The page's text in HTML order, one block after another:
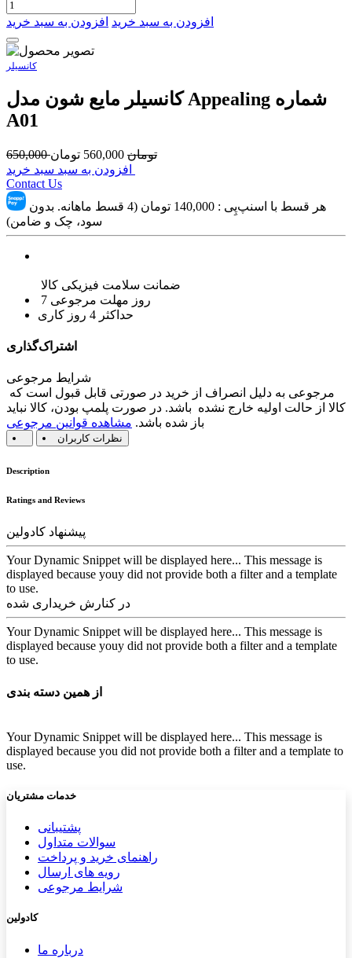
افزودن به سبد خرید افزودن به سبد خرید
کانسیلر
کانسيلر مايع شون مدل Appealing شماره
A01
650,000 تومان 560,000 تومان
Contact Us
هر قسط با اسنپ‌پِی : 140,000
تومان (4 قسط ماهانه. بدون
سود، چک و ضامن)
ضمانت سلامت فیزیکی کالا
7 روز مهلت مرجوعی
حداکثر 4 روز کاری
اشتراک‌گذاری
شرایط مرجوعی
کالا از حالت اولیه خارج نشده باشد. در صورت پلمپ بودن، کالا نباید
باز شده باشد. مشاهده قوانین مرجوعی
نظرات کاربران
Description
Ratings and Reviews
پیشنهاد کادولین
Your Dynamic Snippet will be displayed here... This message is
displayed because youy did not provide both a filter and a template
to use.
در کنارش خریداری شده
Your Dynamic Snippet will be displayed here... This message is
displayed because youy did not provide both a filter and a template
to use.
از همین دسته بندی
Your Dynamic Snippet will be displayed here... This message is
displayed because you did not provide both a filter and a template to
use.
خدمات مشتریان
پشتیب​​انی
سوالات متداول
راهنمای خرید و پرداخت
رویه های ارسال
شرایط مرجوعی
کادولین
درباره ما